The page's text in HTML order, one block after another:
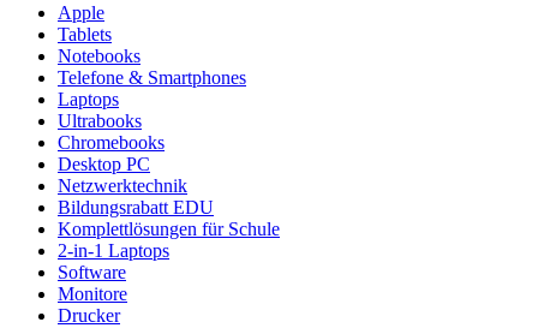
Apple
Tablets
Notebooks
Telefone & Smartphones
Laptops
Ultrabooks
Chromebooks
Desktop PC
Netzwerktechnik
Bildungsrabatt EDU
Komplettlösungen für Schule
2-in-1 Laptops
Software
Monitore
Drucker